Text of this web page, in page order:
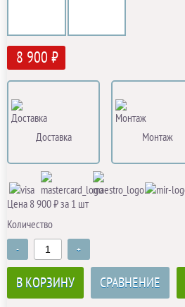
8 900 ₽
Доставка Монтаж
Цена 8 900 ₽ за 1 шт
Количество
- +
В КОРЗИНУ СРАВНЕНИЕ